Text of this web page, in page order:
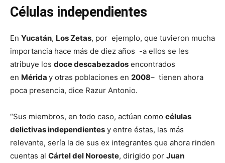
Células independientes
En Yucatán, Los Zetas, por ejemplo, que tuvieron mucha
importancia hace más de diez años -a ellos se les
atribuye los doce descabezados encontrados
en Mérida y otras poblaciones en 2008– tienen ahora
poca presencia, dice Razur Antonio.
“Sus miembros, en todo caso, actúan como células
delictivas independientes y entre éstas, las más
relevante, sería la de sus ex integrantes que ahora rinden
cuentas al Cártel del Noroeste, dirigido por Juan